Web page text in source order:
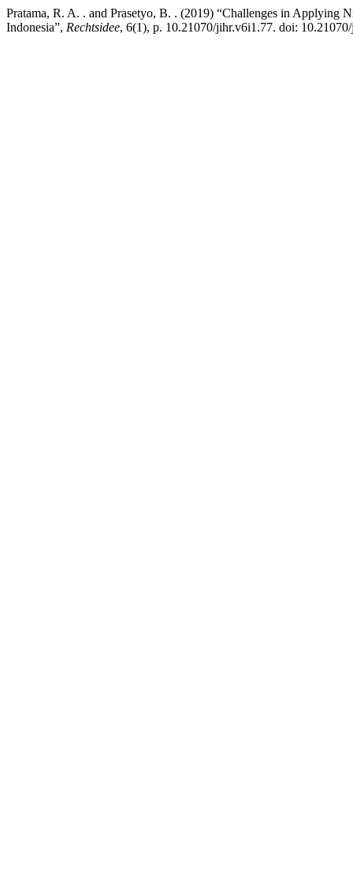
Pratama, R. A. . and Prasetyo, B. . (2019) “Challenges in Applying
Indonesia”, Rechtsidee, 6(1), p. 10.21070/jihr.v6i1.77. doi: